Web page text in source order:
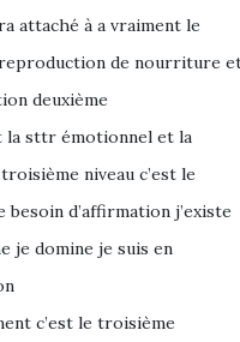
attaché à a vraiment le
de nourriture
deuxième
la sttr émotionnel et la
niveau c’est le
besoin d’affirmation j’existe
je domine je suis en
c’est le troisième